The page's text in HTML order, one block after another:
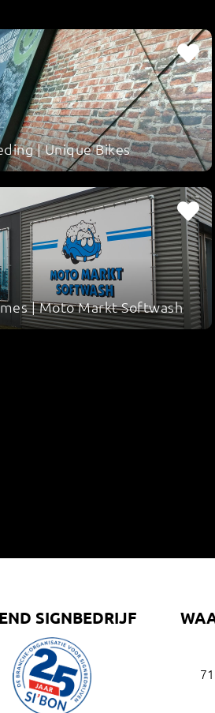
| Unique Bikes
| Moto Markt Softwash
SIGNBEDRIJF